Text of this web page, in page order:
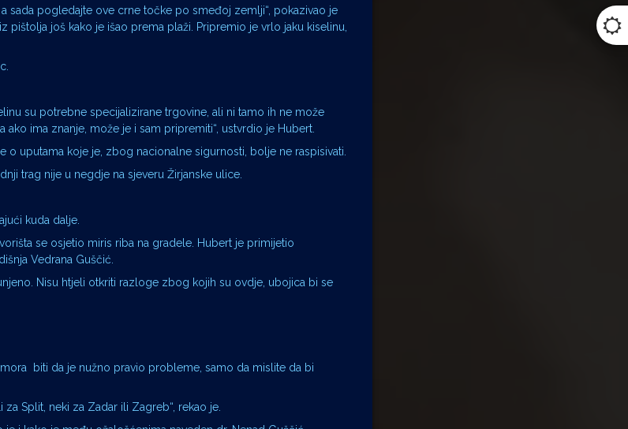
sada pogledajte ove crne točke po smeđoj zemlji“, pokazivao je
još kako je išao prema plaži. Pripremio je vrlo jaku kiselinu,
su potrebne specijalizirane trgovine, ali ni tamo ih ne može
ima znanje, može je i sam pripremiti“, ustvrdio je Hubert.
uputama koje je, zbog nacionalne sigurnosti, bolje ne raspisivati.
trag nije u negdje na sjeveru Žirjanske ulice.
kuda dalje.
se osjetio miris riba na gradele. Hubert je primijetio
Vedrana Guščić.
Nisu htjeli otkriti razloge zbog kojih su ovdje, ubojica bi se
biti da je nužno pravio probleme, samo da mislite da bi
Split, neki za Zadar ili Zagreb“, rekao je.